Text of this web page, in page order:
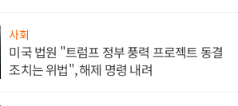
사회
미국 법원 "트럼프 정부 풍력 프로젝트 동결
조치는 위법", 해제 명령 내려